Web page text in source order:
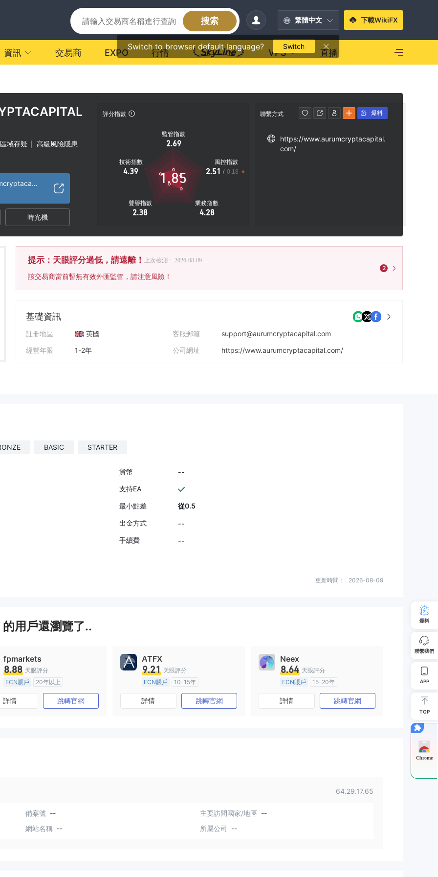
搜索 繁體中文
Switch to browser default language? Switch
下載WikiFX
資訊 交易商 EXPO 行情 VPS 直播
域存疑 高級風險隱患
https://www.aurumcryptacapital.com/
時光機
評分指數
監管指數
2.69
技術指數
4.39
聲譽指數
2.38
業務指數
4.28
風控指數
2.51 / 0.18
1.85
聯繫方式
https://www.aurumcryptacapital.
com/
爆料
提示：天眼評分過低，請遠離！ 上次檢測 : 2026-08-09
該交易商當前暫無有效外匯監管，請注意風險！
2
基礎資訊
註冊地區
英國
經營年限
1-2年
客服郵箱
support@aurumcryptacapital.com
公司網址
https://www.aurumcryptacapital.com/
BASIC STARTER
貨幣
--
支持EA
最小點差 從0.5
出金方式
--
手續費
--
更新時間： 2026-08-09
的用戶還瀏覽了..
fpmarkets
8.88 天眼評分
ECN賬戶
20年以上
澳大利亞監管
全牌照 (MM)
主標MT4
詳情 跳轉官網
ATFX
9.21 天眼評分
ECN賬戶
10-15年
澳大利亞監管
全牌照 (MM)
主標MT4
詳情 跳轉官網
Neex
8.64 天眼評分
ECN賬戶
15-20年
澳大利亞監管
全牌照 (MM)
主標MT4
詳情 跳轉官網
64.29.17.65
備案號 -- 主要訪問國家/地區 --
網站名稱 -- 所屬公司 --
爆料
聯繫我們
APP
TOP
Chrome